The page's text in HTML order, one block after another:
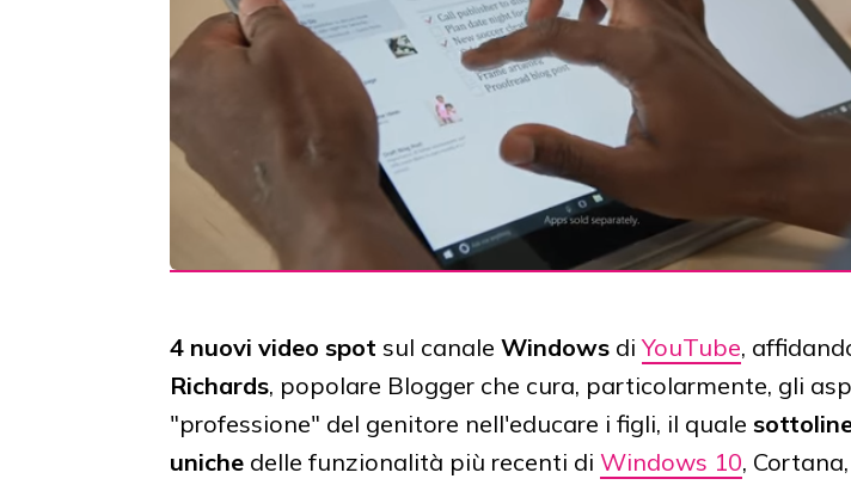
4 nuovi video spot sul canale Windows diYouTube,
Richards, popolare Blogger che cura, particolarmente, gli
"professione" del genitore nell'educare i figli, il quale
uniche delle funzionalità più recenti di Windows 10,